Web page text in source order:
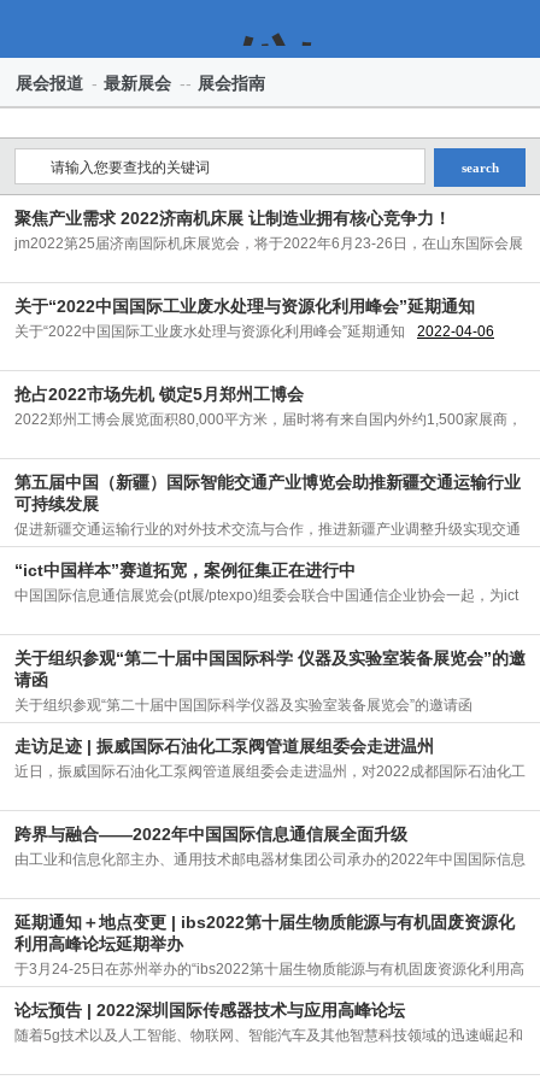
仪
表
展
会
报
道-
全
讯
展会报道 - 最新展会 -- 展会指南
search
聚焦产业需求 2022济南机床展 让制造业拥有核心竞争力！
jm2022第25届济南国际机床展览会，将于2022年6月23-26日，在山东国际会展
关于“2022中国国际工业废水处理与资源化利用峰会”延期通知
关于“2022中国国际工业废水处理与资源化利用峰会”延期通知 2022-04-06
抢占2022市场先机 锁定5月郑州工博会
2022郑州工博会展览面积80,000平方米，届时将有来自国内外约1,500家展商，
第五届中国（新疆）国际智能交通产业博览会助推新疆交通运输行业
可持续发展
促进新疆交通运输行业的对外技术交流与合作，推进新疆产业调整升级实现交通
产业可持续
2022-04-01
“ict中国样本”赛道拓宽，案例征集正在进行中
中国国际信息通信展览会(pt展/ptexpo)组委会联合中国通信企业协会一起，为ict
关于组织参观“第二十届中国国际科学 仪器及实验室装备展览会”的邀
请函
关于组织参观“第二十届中国国际科学仪器及实验室装备展览会”的邀请函
2022-03-31
走访足迹 | 振威国际石油化工泵阀管道展组委会走进温州
近日，振威国际石油化工泵阀管道展组委会走进温州，对2022成都国际石油化工
跨界与融合——2022年中国国际信息通信展全面升级
由工业和信息化部主办、通用技术邮电器材集团公司承办的2022年中国国际信息
延期通知＋地点变更 | ibs2022第十届生物质能源与有机固废资源化
利用高峰论坛延期举办
于3月24-25日在苏州举办的“ibs2022第十届生物质能源与有机固废资源化利用高
峰论坛”
2022-03-15
论坛预告 | 2022深圳国际传感器技术与应用高峰论坛
随着5g技术以及人工智能、物联网、智能汽车及其他智慧科技领域的迅速崛起和